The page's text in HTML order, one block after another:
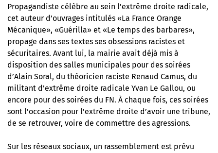
Propagandiste célèbre au sein l’extrême droite radicale,
cet auteur d’ouvrages intitulés «La France Orange
Mécanique», «Guérilla» et «Le temps des barbares»,
propage dans ses textes ses obsessions racistes et
sécuritaires. Avant lui, la mairie avait déjà mis à
disposition des salles municipales pour des soirées
d’Alain Soral, du théoricien raciste Renaud Camus, du
militant d’extrême droite radicale Yvan Le Gallou, ou
encore pour des soirées du FN. À chaque fois, ces soirées
sont l’occasion pour l’extrême droite d’avoir une tribune,
de se retrouver, voire de commettre des agressions.
Sur les réseaux sociaux, un rassemblement est prévu